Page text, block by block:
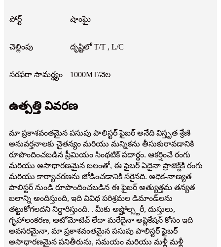
పోర్ట్ షాంఘై
చెల్లింపు దృష్టిలో T/T , L/C
సరఫరా సామర్థ్యం 1000MT/నెల
ఉత్పత్తి వివరణ
మా ప్రకాశవంతమైన పసుపు పాలిస్టర్ ఫైబర్ అనేది విస్తృత శ్రేణి
అనువర్తనాలకు చైతన్యం మరియు మన్నికను తీసుకురావడానికి
రూపొందించబడిన ప్రీమియం సింథటిక్ పదార్థం. ఆకర్షించే రంగు
మరియు అసాధారణమైన బలంతో, ఈ ఫైబర్ ఏదైనా ప్రాజెక్ట్‌కి రంగు
మరియు కార్యాచరణను జోడించడానికి సరైనది. అధిక-నాణ్యత
పాలిస్టర్ నుండి రూపొందించబడిన ఈ ఫైబర్ అత్యుత్తమ తన్యత
బలాన్ని అందిస్తుంది, ఇది వివిధ పరిశ్రమల డిమాండ్‌లను
తట్టుకోగలదని నిర్ధారిస్తుంది. . మీకు అప్హోల్స్టరీ, దుస్తులు,
గృహాలంకరణ, ఆటోమోటివ్ లేదా మరేదైనా అప్లికేషన్ కోసం ఇది
అవసరమైనా, మా ప్రకాశవంతమైన పసుపు పాలిస్టర్ ఫైబర్
అసాధారణమైన పనితీరును, సమయం మరియు మళ్లీ మళ్లీ